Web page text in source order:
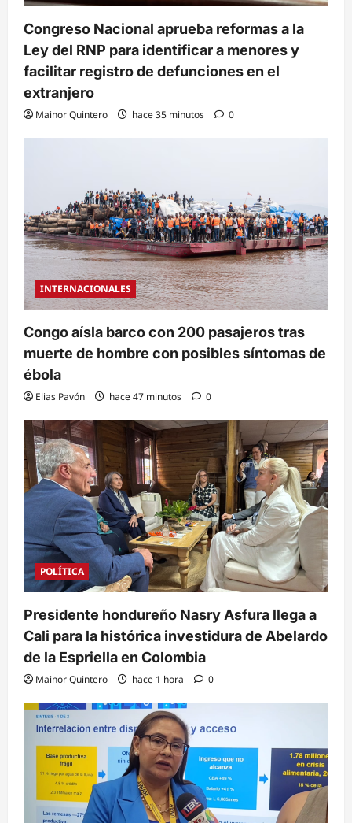
Congreso Nacional aprueba reformas a la
Ley del RNP para identificar a menores y
facilitar registro de defunciones en el
extranjero
Mainor Quintero hace 35 minutos 0
INTERNACIONALES
Congo aísla barco con 200 pasajeros tras
muerte de hombre con posibles síntomas de
ébola
Elias Pavón hace 47 minutos 0
POLÍTICA
Presidente hondureño Nasry Asfura llega a
Cali para la histórica investidura de Abelardo
de la Espriella en Colombia
Mainor Quintero hace 1 hora 0